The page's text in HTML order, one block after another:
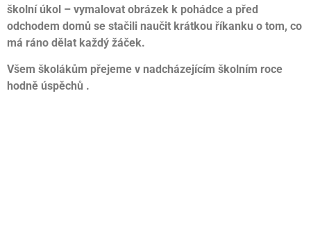
školní úkol – vymalovat obrázek k pohádce a před
odchodem domů se stačili naučit krátkou říkanku o tom, co
má ráno dělat každý žáček.
Všem školákům přejeme v nadcházejícím školním roce
hodně úspěchů .